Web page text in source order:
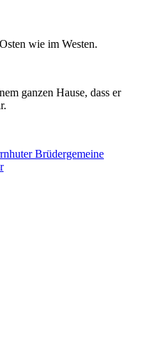
wie im Westen.
ganzen Hause, dass er
Brüdergemeine